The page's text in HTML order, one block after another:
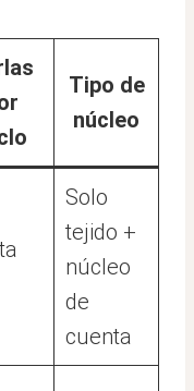
Tipo de
núcleo
Solo
tejido +
núcleo
de
cuenta